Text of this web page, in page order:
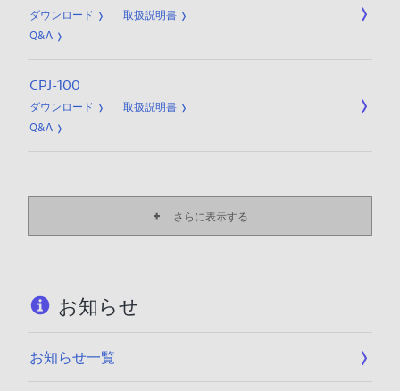
ダウンロード
取扱説明書
Q&A
CPJ-100
ダウンロード
取扱説明書
Q&A
さらに表示する
お知らせ
お知らせ一覧